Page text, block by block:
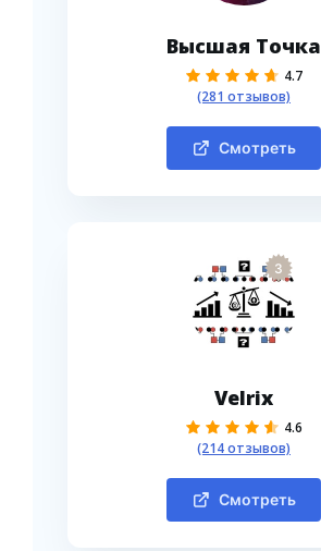
Высшая Точка
4.7
(281 отзывов)
Смотреть
3
Velrix
4.6
(214 отзывов)
Смотреть